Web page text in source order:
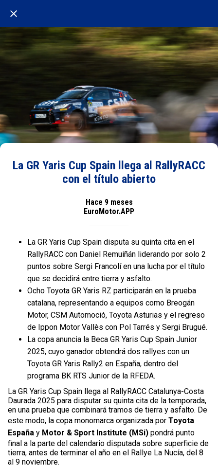
La GR Yaris Cup Spain llega al RallyRACC
con el título abierto
Hace 9 meses
EuroMotor.APP
La GR Yaris Cup Spain disputa su quinta cita en el
RallyRACC con Daniel Remuiñán liderando por solo 2
puntos sobre Sergi Francolí en una lucha por el título
que se decidirá entre tierra y asfalto.
Ocho Toyota GR Yaris RZ participarán en la prueba
catalana, representando a equipos como Breogán
Motor, CSM Automoció, Toyota Asturias y el regreso
de Ippon Motor Vallès con Pol Tarrés y Sergi Brugué.
La copa anuncia la Beca GR Yaris Cup Spain Junior
2025, cuyo ganador obtendrá dos rallyes con un
Toyota GR Yaris Rally2 en España, dentro del
programa BK RTS Junior de la RFEDA.
La GR Yaris Cup Spain llega al RallyRACC Catalunya-Costa
Daurada 2025 para disputar su quinta cita de la temporada,
en una prueba que combinará tramos de tierra y asfalto. De
este modo, la copa monomarca organizada por Toyota
España y Motor & Sport Institute (MSi) pondrá punto
final a la parte del calendario disputada sobre superficie de
tierra, antes de terminar el año en el Rallye La Nucía, del 8
al 9 noviembre.